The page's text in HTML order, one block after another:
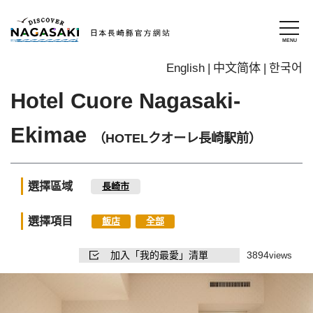
English 中文简体 한국어
Hotel Cuore Nagasaki-
Ekimae
（HOTELクオーレ長崎駅前）
選擇區域 長崎市
選擇項目 飯店 全部
加入「我的最愛」清單 3894views